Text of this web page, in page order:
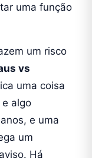
uma função
um risco
vs
uma coisa
algo
e uma
um
Há